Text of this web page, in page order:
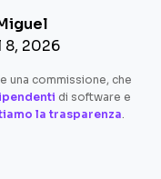
8, 2026
una commissione, che
di software e
la trasparenza.